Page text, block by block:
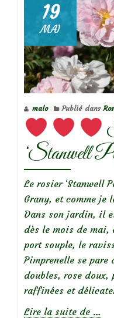
19
MAI
malo Publié dans
‘Stanwell
Le rosier ‘Stanwell
Grany, et comme je
Dans son jardin, il
dès le mois de mai,
port souple, le
Pimprenelle se
doubles, rose doux,
raffinées et
Lire la suite de …